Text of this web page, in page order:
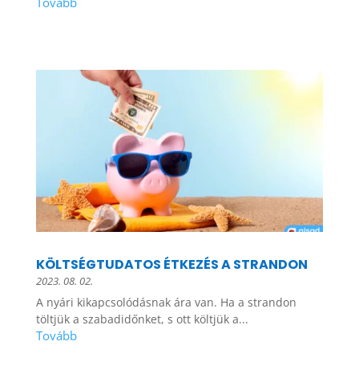
KÖLTSÉGTUDATOS ÉTKEZÉS A STRANDON
2023. 08. 02.
A nyári kikapcsolódásnak ára van. Ha a strandon
töltjük a szabadidőnket, s ott költjük a...